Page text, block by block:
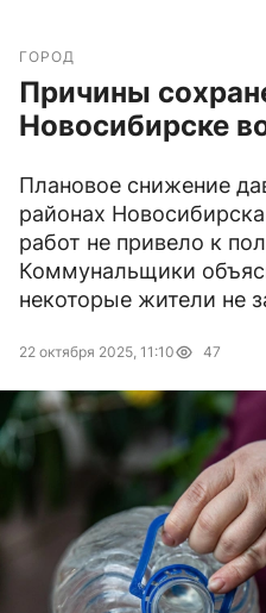
ГОРОД
Причины
Новосибирске
Плановое снижение
районах
работ не привело к
Коммунальщики
некоторые жители не
22 октября 2025, 11:10 47